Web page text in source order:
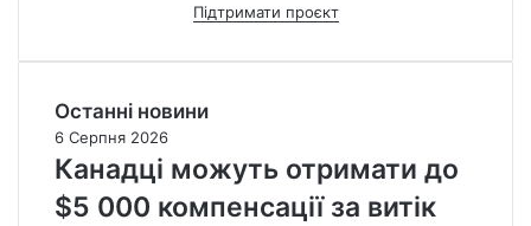
Підтримати проєкт
Останні новини
6 Серпня 2026
Канадці можуть отримати до
$5 000 компенсації за витік